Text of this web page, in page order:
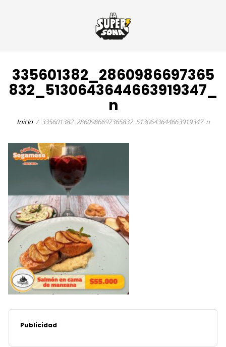
335601382_2860986697365
832_5130643644663919347_
n
Inicio 335601382_2860986697365832_5130643644663919347_n
Publicidad